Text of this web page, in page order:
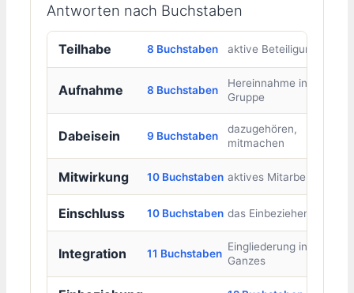
Antworten nach Buchstaben
Teilhabe 8 Buchstaben aktive Beteiligung
Aufnahme 8 Buchstaben
Hereinnahme in eine
Gruppe
Dabeisein 9 Buchstaben
dazugehören,
mitmachen
Mitwirkung 10 Buchstaben aktives Mitarbeiten
Einschluss 10 Buchstaben das Einbeziehen
Integration 11 Buchstaben
Eingliederung in ein
Ganzes